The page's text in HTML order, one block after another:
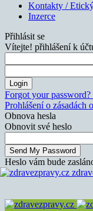
Kontakty /
Inzerce
Přihlásit se
Vítejte! přihlášení k
Forgot your password?
Prohlášení o zásadách
Obnova hesla
Obnovit své heslo
Heslo vám bude